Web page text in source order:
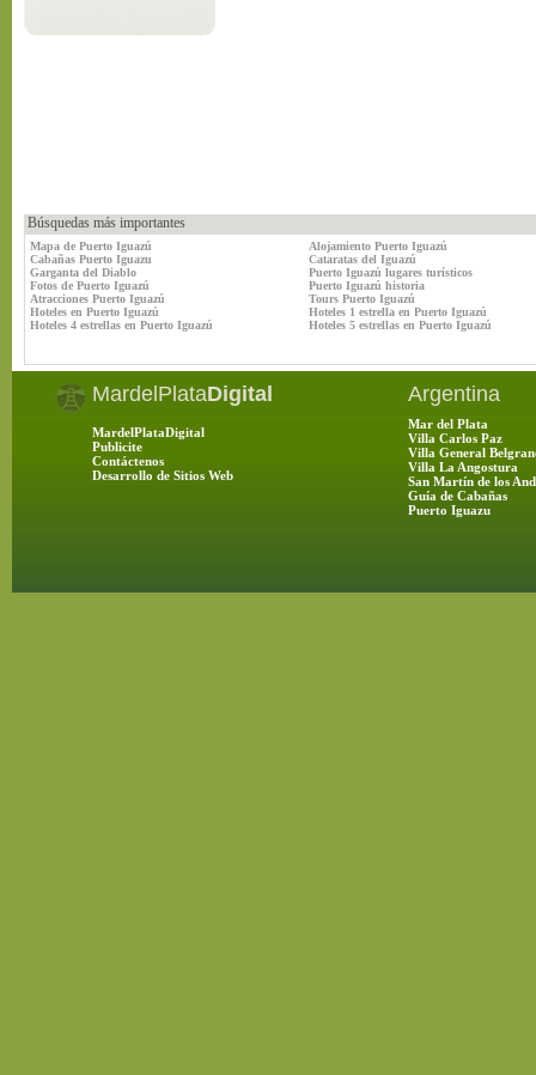
Búsquedas más importantes
Mapa de Puerto Iguazú
Alojamiento Puerto Iguazú
Cabañas Puerto Iguazu
Cataratas del Iguazú
Garganta del Diablo
Puerto Iguazú lugares turísticos
Fotos de Puerto Iguazú
Puerto Iguazú historia
Atracciones Puerto Iguazú
Tours Puerto Iguazú
Hoteles en Puerto Iguazú
Hoteles 1 estrella en Puerto Iguazú
Hoteles 4 estrellas en Puerto Iguazú
Hoteles 5 estrellas en Puerto Iguazú
MardelPlataDigital
MardelPlataDigital
Publicite
Contáctenos
Desarrollo de Sitios Web
Argentina
Mar del Plata
Villa Carlos Paz
Villa General
Villa La Angostura
San Martín de los
Guía de Cabañas
Puerto Iguazu